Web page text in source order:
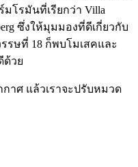
มโรมันที่เรียกว่า Villa
ซึ่งให้มุมมองที่ดีเกี่ยวกับ
รษที่ 18 ก็พบโมเสคและ
ด้วย
าศ แล้วเราจะปรับหมวด